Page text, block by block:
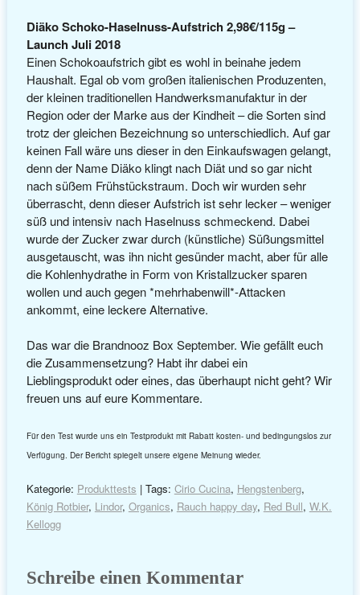
Diäko Schoko-Haselnuss-Aufstrich 2,98€/115g –
Launch Juli 2018
Einen Schokoaufstrich gibt es wohl in beinahe jedem
Haushalt. Egal ob vom großen italienischen Produzenten,
der kleinen traditionellen Handwerksmanufaktur in der
Region oder der Marke aus der Kindheit – die Sorten sind
trotz der gleichen Bezeichnung so unterschiedlich. Auf gar
keinen Fall wäre uns dieser in den Einkaufswagen gelangt,
denn der Name Diäko klingt nach Diät und so gar nicht
nach süßem Frühstückstraum. Doch wir wurden sehr
überrascht, denn dieser Aufstrich ist sehr lecker – weniger
süß und intensiv nach Haselnuss schmeckend. Dabei
wurde der Zucker zwar durch (künstliche) Süßungsmittel
ausgetauscht, was ihn nicht gesünder macht, aber für alle
die Kohlenhydrathe in Form von Kristallzucker sparen
wollen und auch gegen *mehrhabenwill*-Attacken
ankommt, eine leckere Alternative.
Das war die Brandnooz Box September. Wie gefällt euch
die Zusammensetzung? Habt ihr dabei ein
Lieblingsprodukt oder eines, das überhaupt nicht geht? Wir
freuen uns auf eure Kommentare.
Für den Test wurde uns ein Testprodukt mit Rabatt kosten- und bedingungslos zur
Verfügung. Der Bericht spiegelt unsere eigene Meinung wieder.
Kategorie: Produkttests | Tags: Cirio Cucina, Hengstenberg,
König Rotbier, Lindor, Organics, Rauch happy day, Red Bull, W.K.
Kellogg
Schreibe einen Kommentar